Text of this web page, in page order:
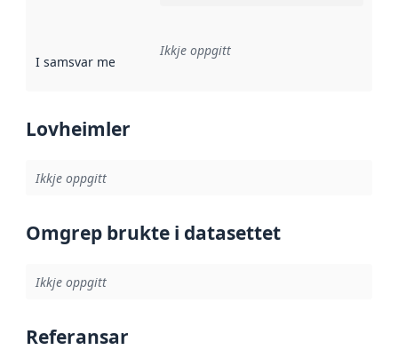
I samsvar med Referanse til ei implementeringsregel eller
Ikkje oppgitt
Lovheimler
Ikkje oppgitt
Omgrep brukte i datasettet
Ikkje oppgitt
Referansar